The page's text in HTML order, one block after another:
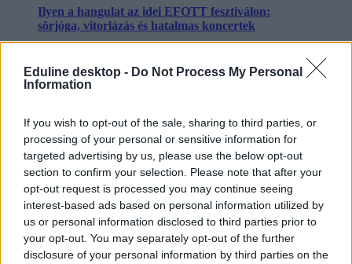
Eduline desktop - Do Not Process My Personal
Information
If you wish to opt-out of the sale, sharing to third parties, or
processing of your personal or sensitive information for
targeted advertising by us, please use the below opt-out
section to confirm your selection. Please note that after your
opt-out request is processed you may continue seeing
interest-based ads based on personal information utilized by
us or personal information disclosed to third parties prior to
your opt-out. You may separately opt-out of the further
disclosure of your personal information by third parties on the
Ilyen a hangulat az idei EFOTT fesztiválon:
sörjóga, vitorlázás és hatalmas koncertek
mozgásforma, amit az EFOTT fesztivál július 10-16.
között vezetett be a mindennapokba. Mutatjuk, hogy
sörkortyolgatással, így párosítva a kellemest a
hasznossal.
fesztivál
kultúra
fesztiválok
Egyetemisták és Főiskolások Országos Turisztikai Találkozója
EFOTT 2018
EFOTT 2018 fellépők